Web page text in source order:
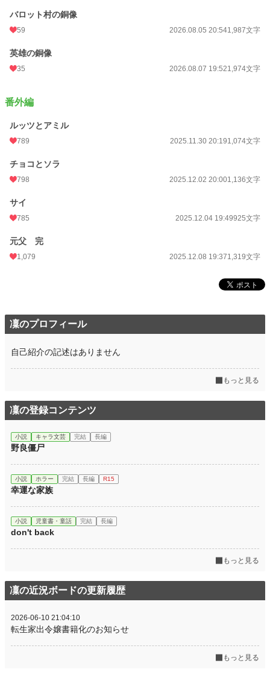
バロット村の銅像
59 2026.08.05 20:541,987文字
英雄の銅像
35 2026.08.07 19:521,974文字
番外編
ルッツとアミル
789 2025.11.30 20:191,074文字
チョコとソラ
798 2025.12.02 20:001,136文字
サイ
785 2025.12.04 19:49925文字
元父 完
1,079 2025.12.08 19:371,319文字
凜のプロフィール
自己紹介の記述はありません
もっと見る
凜の登録コンテンツ
小説 キャラ文芸 完結 長編
野良僵尸
小説 ホラー 完結 長編 R15
幸運な家族
小説 児童書・童話 完結 長編
don't back
もっと見る
凜の近況ボードの更新履歴
2026-06-10 21:04:10
転生家出令嬢書籍化のお知らせ
もっと見る